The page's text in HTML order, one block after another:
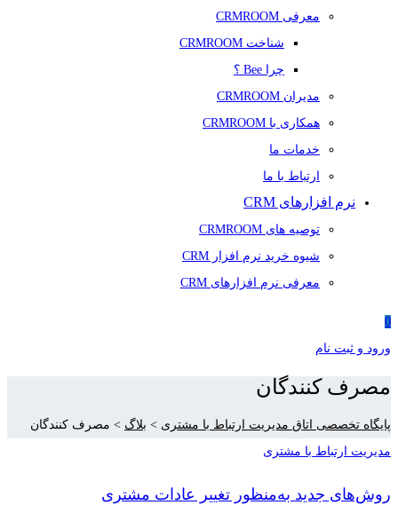
معرفی CRMROOM
شناخت CRMROOM
چرا Bee ؟
مدیران CRMROOM
همکاری با CRMROOM
خدمات ما
ارتباط با ما
نرم افزارهای CRM
توصیه های CRMROOM
شیوه خرید نرم افزار CRM
معرفی نرم افزارهای CRM
0
ورود و ثبت نام
مصرف کنندگان
پایگاه تخصصی اتاق مدیریت ارتباط با مشتری > بلاگ > مصرف کنندگان
مدیریت ارتباط با مشتری
روش‌های جدید به‌منظور تغییر عادات مشتری